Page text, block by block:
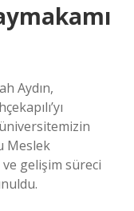
Aydın,
Meslek
gelişim süreci